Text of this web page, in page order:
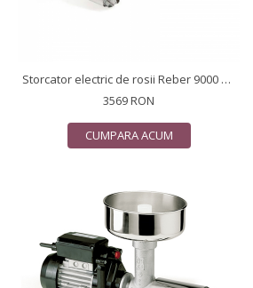
Storcator electric de rosii Reber 9000 NPSP, nr. 5, 1200 W, vas si palnie inox 304
3569 RON
CUMPARA ACUM